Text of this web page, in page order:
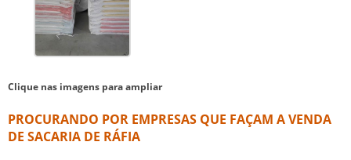
Clique nas imagens para ampliar
PROCURANDO POR EMPRESAS QUE FAÇAM A VENDA
DE SACARIA DE RÁFIA